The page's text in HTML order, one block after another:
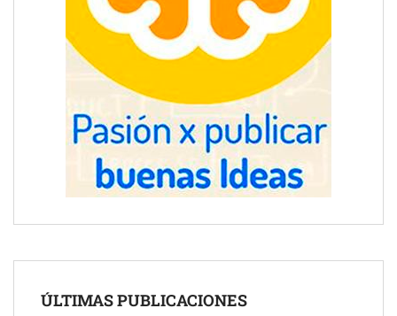
ÚLTIMAS PUBLICACIONES